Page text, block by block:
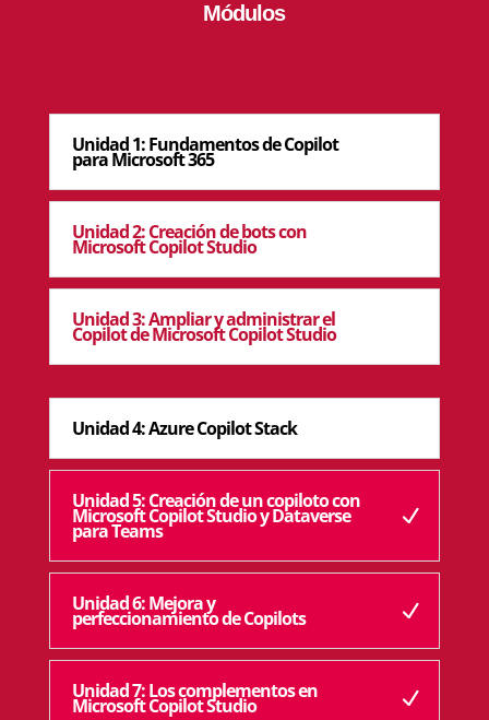
Módulos
Unidad 1: Fundamentos de Copilot
para Microsoft 365
Unidad 2: Creación de bots con
Microsoft Copilot Studio
Unidad 3: Ampliar y administrar el
Copilot de Microsoft Copilot Studio
Unidad 4: Azure Copilot Stack
Unidad 5: Creación de un copiloto con
Microsoft Copilot Studio y Dataverse
para Teams
Unidad 6: Mejora y
perfeccionamiento de Copilots
Unidad 7: Los complementos en
Microsoft Copilot Studio